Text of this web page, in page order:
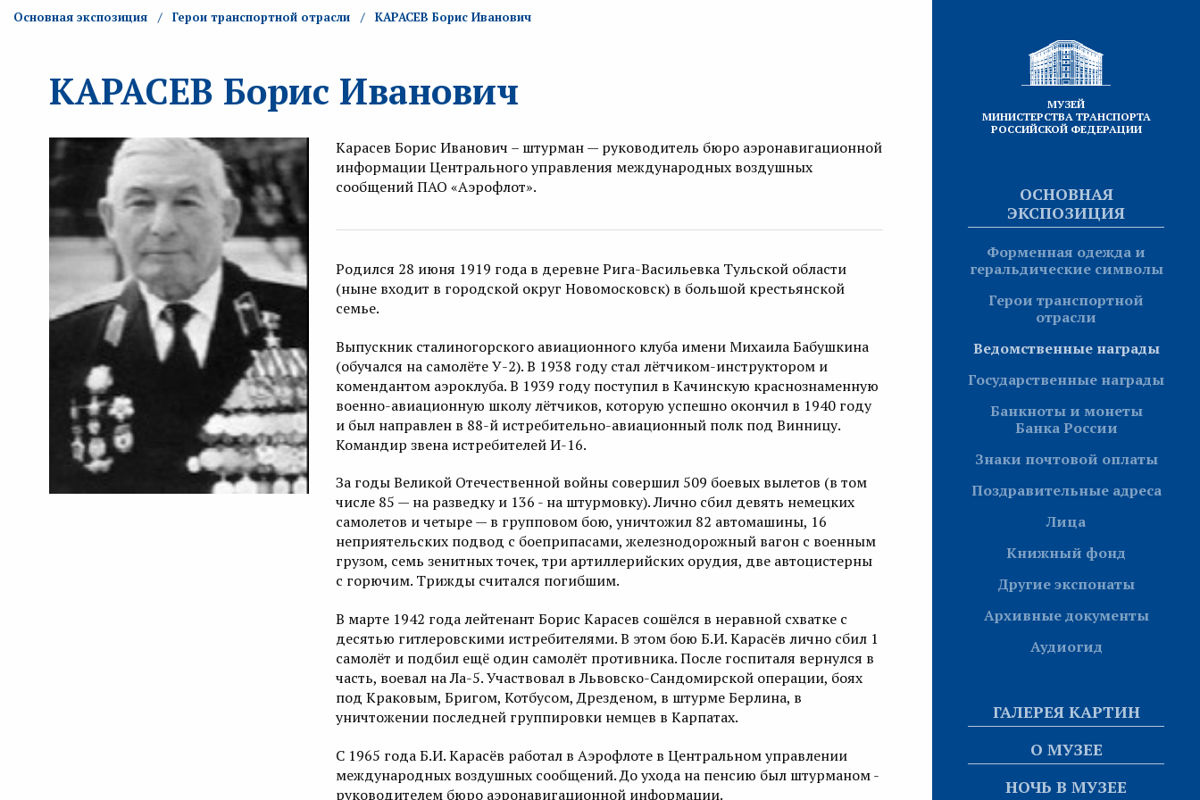
МУЗЕЙ
МИНИСТЕРСТВА ТРАНСПОРТА
РОССИЙСКОЙ ФЕДЕРАЦИИ
ОСНОВНАЯ
ЭКСПОЗИЦИЯ
Форменная одежда и
геральдические символы
Герои транспортной
отрасли
Ведомственные награды
Государственные награды
Банкноты и монеты
Банка России
Знаки почтовой оплаты
Поздравительные адреса
Лица
Книжный фонд
Другие экспонаты
Архивные документы
Аудиогид
ГАЛЕРЕЯ КАРТИН
О МУЗЕЕ
НОЧЬ В МУЗЕЕ
Основная экспозиция Герои транспортной отрасли КАРАСЕВ Борис Иванович
КАРАСЕВ Борис Иванович
Карасев Борис Иванович – штурман — руководитель бюро аэронавигационной
информации Центрального управления международных воздушных
сообщений ПАО «Аэрофлот».
Родился 28 июня 1919 года в деревне Рига-Васильевка Тульской области
(ныне входит в городской округ Новомосковск) в большой крестьянской
семье.
Выпускник сталиногорского авиационного клуба имени Михаила Бабушкина
(обучался на самолёте У-2). В 1938 году стал лётчиком-инструктором и
комендантом аэроклуба. В 1939 году поступил в Качинскую краснознаменную
военно-авиационную школу лётчиков, которую успешно окончил в 1940 году
и был направлен в 88-й истребительно-авиационный полк под Винницу.
Командир звена истребителей И-16.
За годы Великой Отечественной войны совершил 509 боевых вылетов (в том
числе 85 — на разведку и 136 - на штурмовку). Лично сбил девять немецких
самолетов и четыре — в групповом бою, уничтожил 82 автомашины, 16
неприятельских подвод с боеприпасами, железнодорожный вагон с военным
грузом, семь зенитных точек, три артиллерийских орудия, две автоцистерны
с горючим. Трижды считался погибшим.
В марте 1942 года лейтенант Борис Карасев сошёлся в неравной схватке с
десятью гитлеровскими истребителями. В этом бою Б.И. Карасёв лично сбил 1
самолёт и подбил ещё один самолёт противника. После госпиталя вернулся в
часть, воевал на Ла-5. Участвовал в Львовско-Сандомирской операции, боях
под Краковым, Бригом, Котбусом, Дрезденом, в штурме Берлина, в
уничтожении последней группировки немцев в Карпатах.
С 1965 года Б.И. Карасёв работал в Аэрофлоте в Центральном управлении
международных воздушных сообщений. До ухода на пенсию был штурманом -
руководителем бюро аэронавигационной информации.